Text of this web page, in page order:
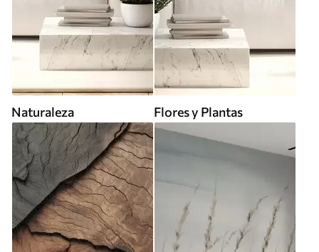
Naturaleza Flores y Plantas